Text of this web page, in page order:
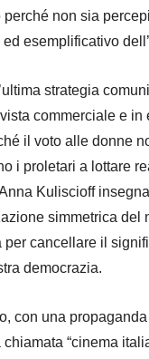
perché non sia
esemplificativo
strategia
commerciale e
il voto alle donne
i proletari a lottare
Kuliscioff
simmetrica del
per cancellare il
democrazia.
con una
“cinema